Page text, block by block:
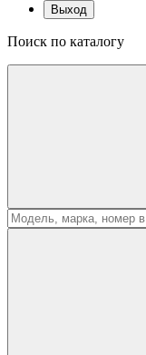
Выход
Поиск по каталогу